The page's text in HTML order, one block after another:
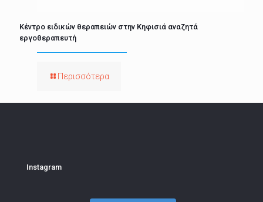
Κέντρο ειδικών θεραπειών στην Κηφισιά αναζητά
εργοθεραπευτή
Περισσότερα
Instagram